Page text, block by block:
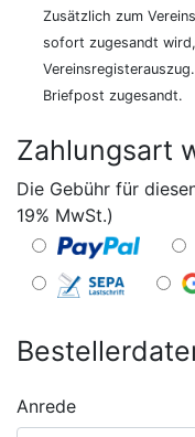
Zusätzlich zum
sofort zugesandt
Briefpost zugesandt.
Zahlungsart
Die Gebühr für
19% MwSt.)
Anrede